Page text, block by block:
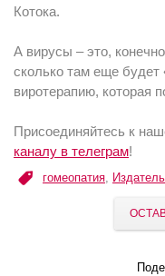
Котока.
А вирусы – это,
сколько там еще
виротерапию, которая
Присоединяйтесь к
каналу в телеграм!
гомеопатия,